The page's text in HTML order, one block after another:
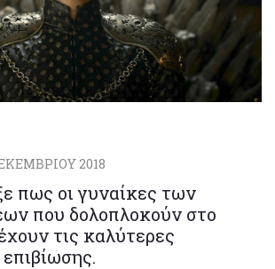
2018
πως οι γυναίκες των
που δολοπλοκούν στο
τις καλύτερες